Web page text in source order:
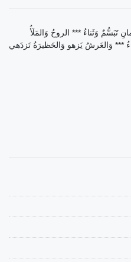
تَبَسُّمٌ وَثَناءُ *** الروحُ وَالمَلَأُ
*** وَالعَرشُ يَزهو وَالحَظيرَةُ تَزدَهي